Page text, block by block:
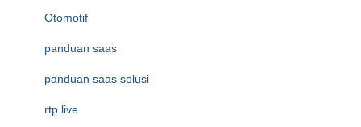
Otomotif
panduan saas
panduan saas solusi
rtp live